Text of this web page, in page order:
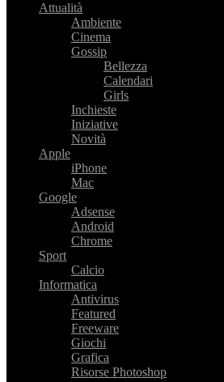
Attualità
Ambiente
Cinema
Gossip
Bellezza
Calendari
Girls
Inchieste
Iniziative
Novità
Apple
iPhone
Mac
Google
Adsense
Android
Chrome
Sport
Calcio
Informatica
Antivirus
Featured
Freeware
Giochi
Grafica
Risorse Photoshop